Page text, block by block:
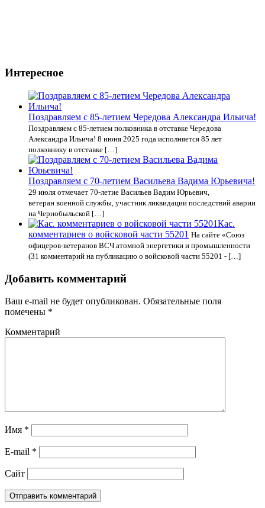
Интересное
Поздравляем с 85-летием Чередова Александра Ильича!
Поздравляем с 85-летием полковника в отставке Чередова
Александра Ильича! 8 июня 2025 года исполняется 85 лет
полковнику в отставке […]
Поздравляем с 70-летием Васильева Вадима Юрьевича!
29 июля отмечает 70-летие Васильев Вадим Юрьевич,
ветеран военной службы, участник ликвидации последствий аварии
на Чернобыльской […]
Кас.
комментариев о войсковой части 55201 На сайте «Союз
офицеров-ветеранов ВСЧ атомной энергетики и промышленности
(31 комментарий на публикацию о войсковой части 55201 - […]
Добавить комментарий
Ваш e-mail не будет опубликован. Обязательные поля
помечены *
Комментарий
Имя *
E-mail *
Сайт